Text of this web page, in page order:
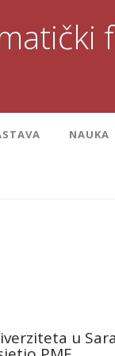
NAUKA
u